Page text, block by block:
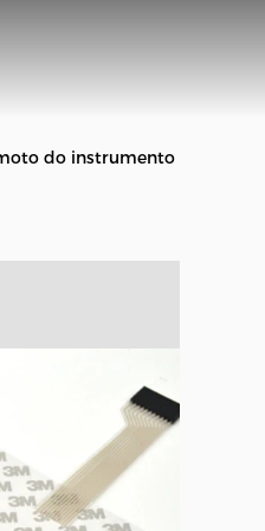
do instrumento